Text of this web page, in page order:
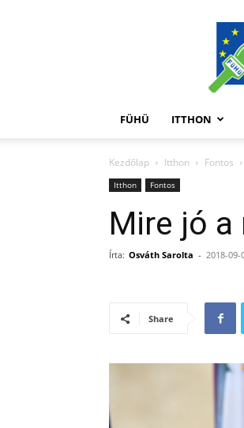
FÜHÜ ITTHON
Kezdőlap Itthon Fontos
Itthon Fontos
Mire jó
Írta: Osváth Sarolta - 2018-09-
Share